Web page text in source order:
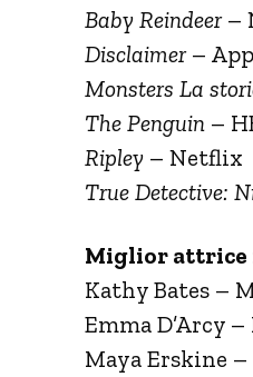
Baby Reindeer–
Disclaimer–
Monsters La
The Penguin –
Ripley – Netflix
True Detective:
​Miglior attrice
Kathy Bates –
Emma D’Arcy
Maya Erskine